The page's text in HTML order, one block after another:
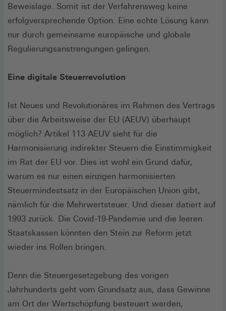
einem
neuen
Fenster)
Beweislage. Somit ist der Verfahrensweg keine
erfolgversprechende Option. Eine echte Lösung kann
nur durch gemeinsame europäische und globale
Regulierungsanstrengungen gelingen.
Eine digitale Steuerrevolution
Ist Neues und Revolutionäres im Rahmen des Vertrags
über die Arbeitsweise der EU (AEUV) überhaupt
möglich? Artikel 113 AEUV sieht für die
Harmonisierung indirekter Steuern die Einstimmigkeit
im Rat der EU vor. Dies ist wohl ein Grund dafür,
warum es nur einen einzigen harmonisierten
Steuermindestsatz in der Europäischen Union gibt,
nämlich für die Mehrwertsteuer. Und dieser datiert auf
1993 zurück. Die Covid-19-Pandemie und die leeren
Staatskassen könnten den Stein zur Reform jetzt
wieder ins Rollen bringen.
Denn die Steuergesetzgebung des vorigen
Jahrhunderts geht vom Grundsatz aus, dass Gewinne
am Ort der Wertschöpfung besteuert werden,